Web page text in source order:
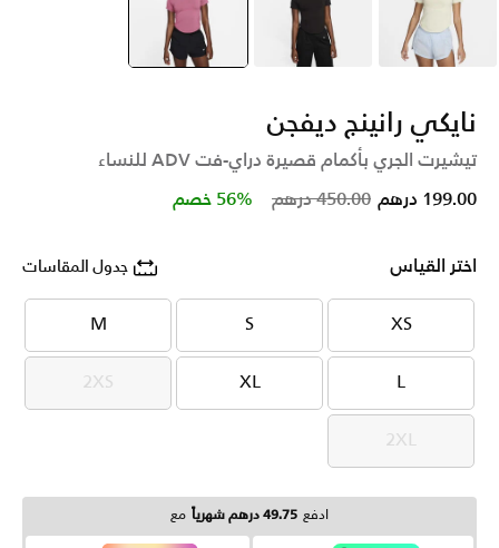
أخضر بنفسجي selected
وردي
نايكي رانينج ديفجن
تيشيرت الجري بأكمام قصيرة دراي-فت ADV للنساء
Price reduced from
450.00 درهم to 199.00 درهم 56% خصم
اختر القياس جدول المقاسات
XS
XS
S
S
M
M
L
L
XL
XL
2XS
2XS
2XL
2XL
ادفع 49.75 درهم شهرياً مع